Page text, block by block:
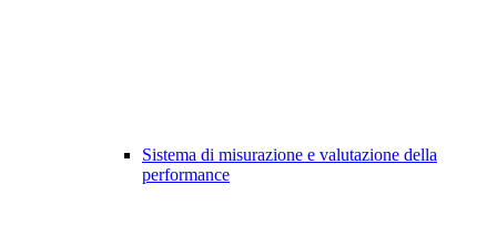
Sistema di misurazione e valutazione della
performance